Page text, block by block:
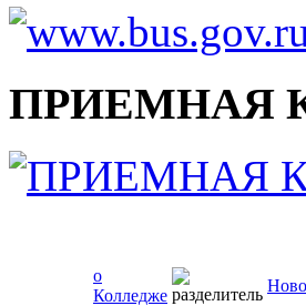
ПРИЕМНАЯ
о
Колледже